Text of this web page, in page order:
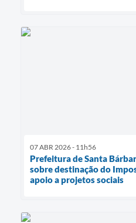
07 ABR 2026 - 11h56
Prefeitura de Santa
sobre destinação do
apoio a projetos sociais